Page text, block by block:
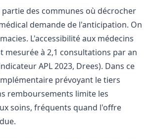
des communes où décrocher
demande de l'anticipation. On
L'accessibilité aux médecins
mesurée à 2,1 consultations par an
APL 2023, Drees). Dans ce
prévoyant le tiers
remboursements limite les
soins, fréquents quand l'offre